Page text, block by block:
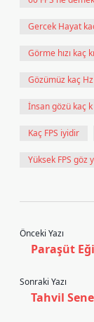
Gercek Hayat
Görme hızı kaç
Gözümüz kaç
İnsan gözü kaç
Kaç FPS iyidir
Yüksek FPS göz
Önceki Yazı
Paraşüt
Sonraki Yazı
Tahvil